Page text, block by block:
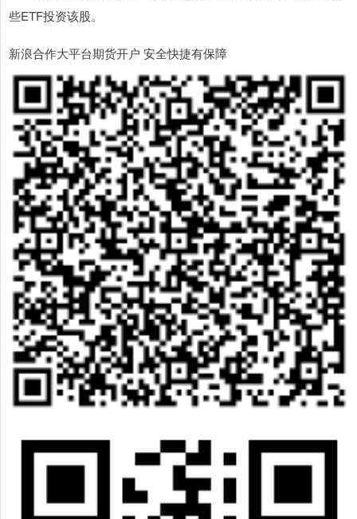
些ETF投资该股。
新浪合作大平台期货开户 安全快捷有保障